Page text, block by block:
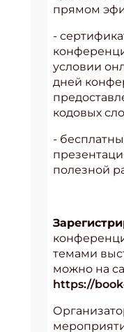
прямом
-
условии
дней
кодовых
-
полезной
темами
можно на
https://